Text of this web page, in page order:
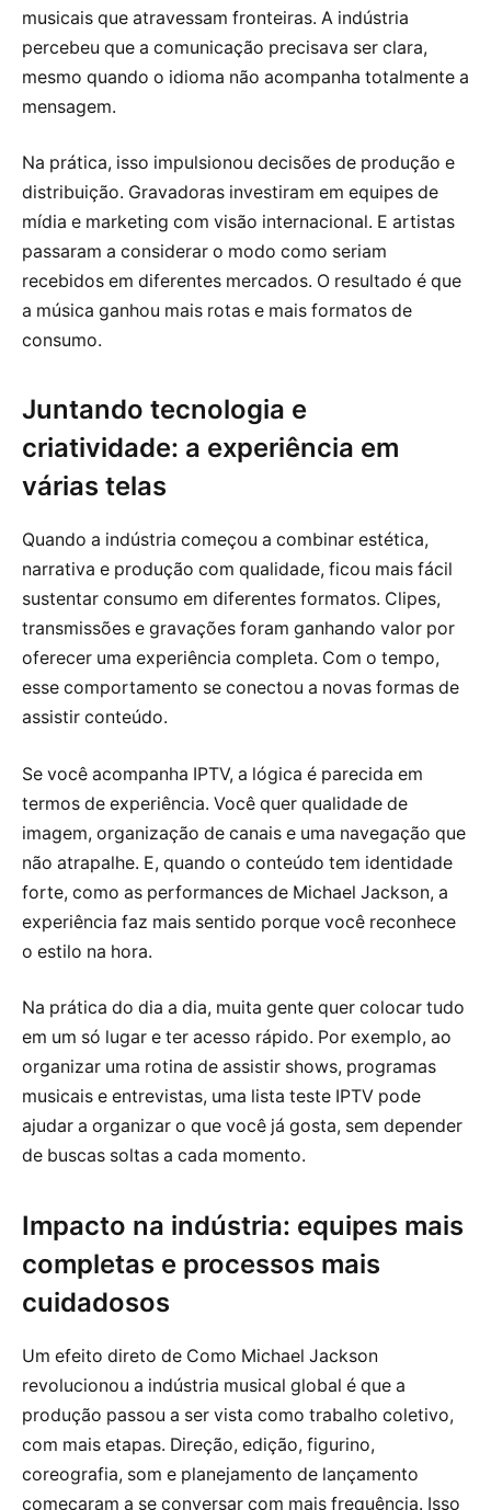
musicais que atravessam fronteiras. A indústria
percebeu que a comunicação precisava ser clara,
mesmo quando o idioma não acompanha totalmente a
mensagem.
Na prática, isso impulsionou decisões de produção e
distribuição. Gravadoras investiram em equipes de
mídia e marketing com visão internacional. E artistas
passaram a considerar o modo como seriam
recebidos em diferentes mercados. O resultado é que
a música ganhou mais rotas e mais formatos de
consumo.
Juntando tecnologia e
criatividade: a experiência em
várias telas
Quando a indústria começou a combinar estética,
narrativa e produção com qualidade, ficou mais fácil
sustentar consumo em diferentes formatos. Clipes,
transmissões e gravações foram ganhando valor por
oferecer uma experiência completa. Com o tempo,
esse comportamento se conectou a novas formas de
assistir conteúdo.
Se você acompanha IPTV, a lógica é parecida em
termos de experiência. Você quer qualidade de
imagem, organização de canais e uma navegação que
não atrapalhe. E, quando o conteúdo tem identidade
forte, como as performances de Michael Jackson, a
experiência faz mais sentido porque você reconhece
o estilo na hora.
Na prática do dia a dia, muita gente quer colocar tudo
em um só lugar e ter acesso rápido. Por exemplo, ao
organizar uma rotina de assistir shows, programas
musicais e entrevistas, uma lista teste IPTV pode
ajudar a organizar o que você já gosta, sem depender
de buscas soltas a cada momento.
Impacto na indústria: equipes mais
completas e processos mais
cuidadosos
Um efeito direto de Como Michael Jackson
revolucionou a indústria musical global é que a
produção passou a ser vista como trabalho coletivo,
com mais etapas. Direção, edição, figurino,
coreografia, som e planejamento de lançamento
começaram a se conversar com mais frequência. Isso